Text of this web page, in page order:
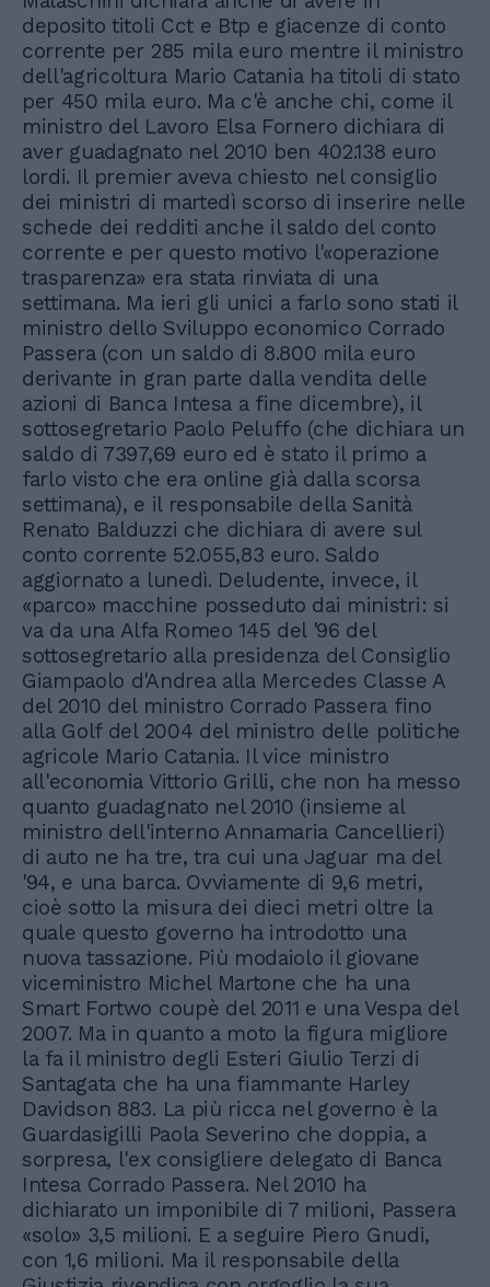
deposito titoli Cct e Btp e giacenze di conto
corrente per 285 mila euro mentre il ministro
dell'agricoltura Mario Catania ha titoli di stato
per 450 mila euro. Ma c'è anche chi, come il
ministro del Lavoro Elsa Fornero dichiara di
aver guadagnato nel 2010 ben 402.138 euro
lordi. Il premier aveva chiesto nel consiglio
dei ministri di martedì scorso di inserire nelle
schede dei redditi anche il saldo del conto
corrente e per questo motivo l'«operazione
trasparenza» era stata rinviata di una
settimana. Ma ieri gli unici a farlo sono stati il
ministro dello Sviluppo economico Corrado
Passera (con un saldo di 8.800 mila euro
derivante in gran parte dalla vendita delle
azioni di Banca Intesa a fine dicembre), il
sottosegretario Paolo Peluffo (che dichiara un
saldo di 7397,69 euro ed è stato il primo a
farlo visto che era online già dalla scorsa
settimana), e il responsabile della Sanità
Renato Balduzzi che dichiara di avere sul
conto corrente 52.055,83 euro. Saldo
aggiornato a lunedì. Deludente, invece, il
«parco» macchine posseduto dai ministri: si
va da una Alfa Romeo 145 del '96 del
sottosegretario alla presidenza del Consiglio
Giampaolo d'Andrea alla Mercedes Classe A
del 2010 del ministro Corrado Passera fino
alla Golf del 2004 del ministro delle politiche
agricole Mario Catania. Il vice ministro
all'economia Vittorio Grilli, che non ha messo
quanto guadagnato nel 2010 (insieme al
ministro dell'interno Annamaria Cancellieri)
di auto ne ha tre, tra cui una Jaguar ma del
'94, e una barca. Ovviamente di 9,6 metri,
cioè sotto la misura dei dieci metri oltre la
quale questo governo ha introdotto una
nuova tassazione. Più modaiolo il giovane
viceministro Michel Martone che ha una
Smart Fortwo coupè del 2011 e una Vespa del
2007. Ma in quanto a moto la figura migliore
la fa il ministro degli Esteri Giulio Terzi di
Santagata che ha una fiammante Harley
Davidson 883. La più ricca nel governo è la
Guardasigilli Paola Severino che doppia, a
sorpresa, l'ex consigliere delegato di Banca
Intesa Corrado Passera. Nel 2010 ha
dichiarato un imponibile di 7 milioni, Passera
«solo» 3,5 milioni. E a seguire Piero Gnudi,
con 1,6 milioni. Ma il responsabile della